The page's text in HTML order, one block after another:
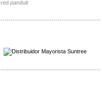
-------------------------------------------------
-------------------------------------------------